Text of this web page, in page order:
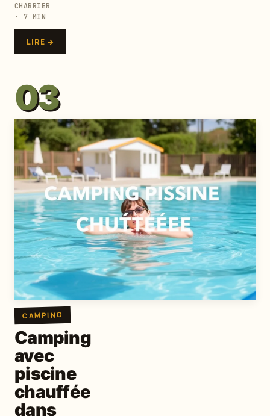
CHABRIER
· 7 MIN
LIRE →
03
CAMPING
Camping
avec
piscine
chauffée
dans